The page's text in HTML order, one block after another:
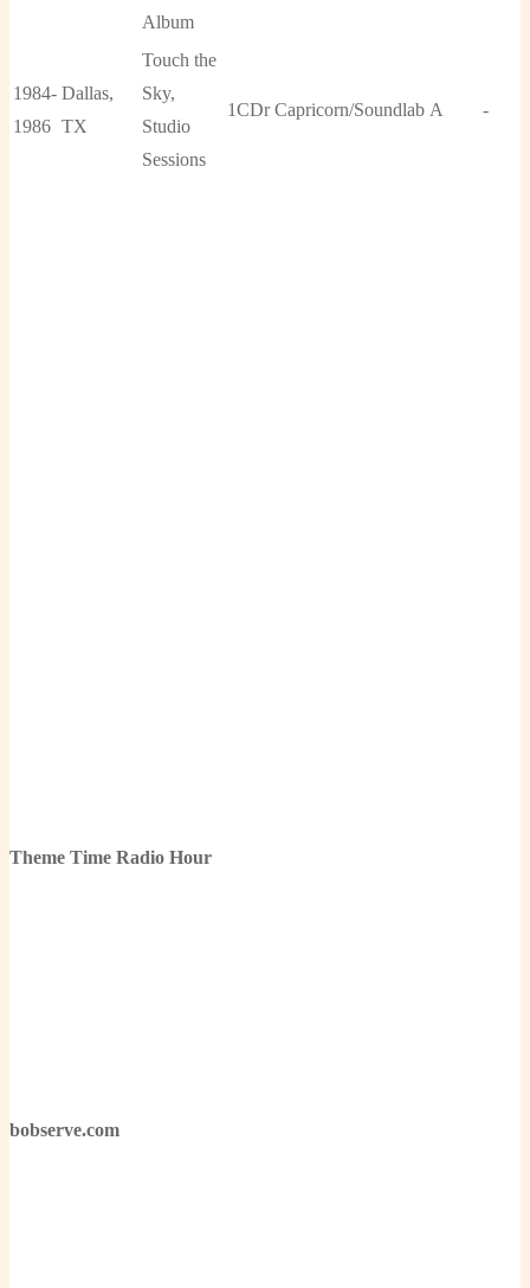
Album
1984-
1986
Dallas,
TX
Touch the
Sky,
Studio
Sessions
1CDr Capricorn/Soundlab A -
Theme Time Radio Hour
bobserve.com